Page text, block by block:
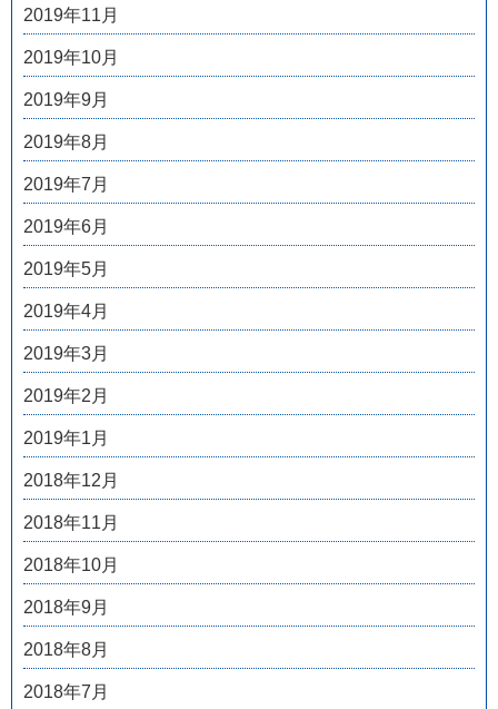
2019年11月
2019年10月
2019年9月
2019年8月
2019年7月
2019年6月
2019年5月
2019年4月
2019年3月
2019年2月
2019年1月
2018年12月
2018年11月
2018年10月
2018年9月
2018年8月
2018年7月